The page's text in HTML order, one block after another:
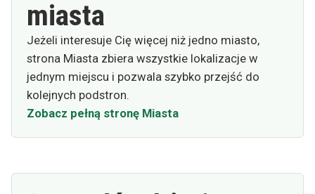
miasta
Jeżeli interesuje Cię więcej niż jedno miasto,
strona Miasta zbiera wszystkie lokalizacje w
jednym miejscu i pozwala szybko przejść do
kolejnych podstron.
Zobacz pełną stronę Miasta